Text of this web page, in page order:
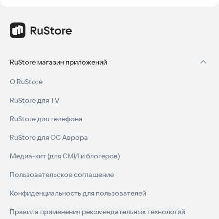
RuStore магазин приложений
О RuStore
RuStore для TV
RuStore для телефона
RuStore для ОС Аврора
Медиа-кит (для СМИ и блогеров)
Пользовательское соглашение
Конфиденциальность для пользователей
Правила применения рекомендательных технологий